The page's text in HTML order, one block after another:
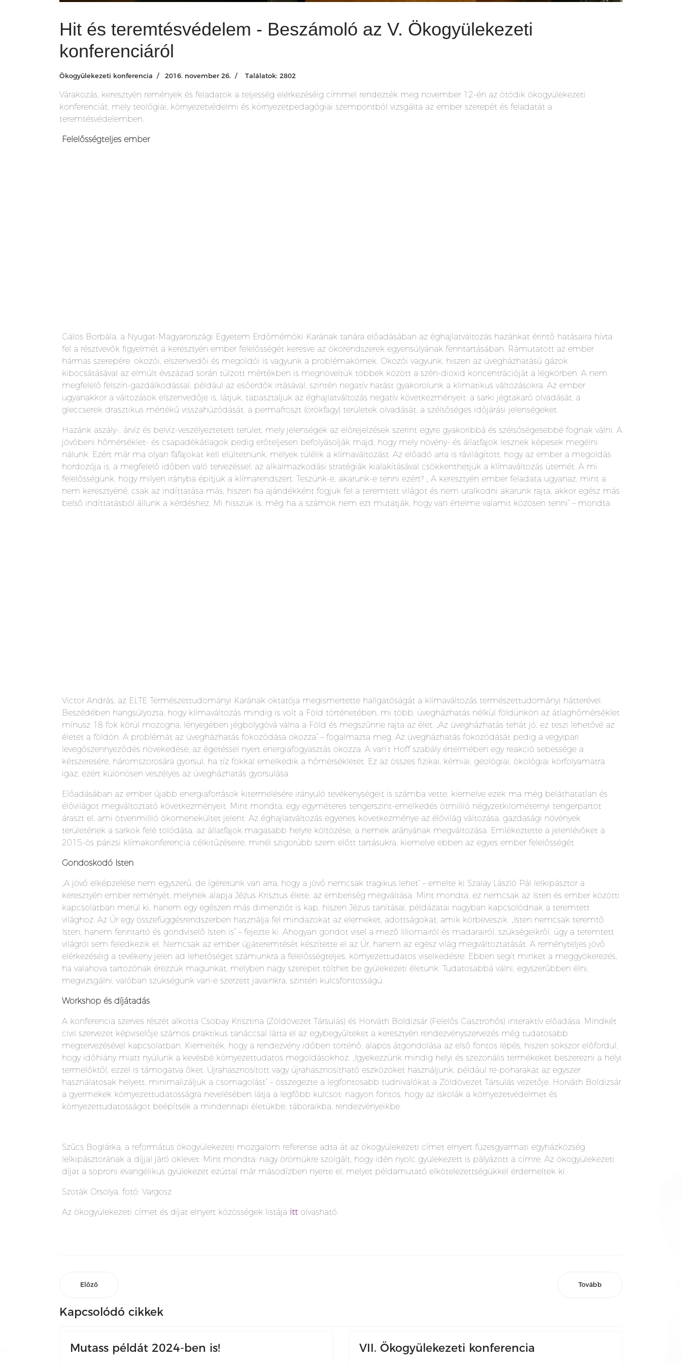
Hit és teremtésvédelem - Beszámoló az V. Ökogyülekezeti
konferenciáról
Ökogyülekezeti konferencia 2016. november 26. Találatok: 2802
Várakozás, keresztyén remények és feladatok a teljesség elérkezéséig címmel rendezték meg november 12-én az ötödik ökogyülekezeti
konferenciát, mely teológiai, környezetvédelmi és környezetpedagógiai szempontból vizsgálta az ember szerepét és feladatát a
teremtésvédelemben.
Felelősségteljes ember
Gálos Borbála, a Nyugat-Magyarországi Egyetem Erdőmérnöki Karának tanára előadásában az éghajlatváltozás hazánkat érintő hatásaira hívta
fel a résztvevők figyelmét a keresztyén ember felelősségét keresve az ökorendszerek egyensúlyának fenntartásában. Rámutatott az ember
hármas szerepére: okozói, elszenvedői és megoldói is vagyunk a problémakörnek. Okozói vagyunk, hiszen az üvegházhatású gázok
kibocsátásával az elmúlt évszázad során túlzott mértékben is megnöveltük többek között a szén-dioxid koncentrációját a légkörben. A nem
megfelelő felszín-gazdálkodással, például az esőerdők irtásával, szintén negatív hatást gyakorolunk a klimatikus változásokra. Az ember
ugyanakkor a változások elszenvedője is, látjuk, tapasztaljuk az éghajlatváltozás negatív következményeit: a sarki jégtakaró olvadását, a
gleccserek drasztikus mértékű visszahúzódását, a permafroszt (örökfagy) területek olvadását, a szélsőséges időjárási jelenségeket.
Hazánk aszály-, árvíz és belvíz-veszélyeztetett terület, mely jelenségek az előrejelzések szerint egyre gyakoribbá és szélsőségesebbé fognak válni. A
jövőbeni hőmérséklet- és csapadékátlagok pedig erőteljesen befolyásolják majd, hogy mely növény- és állatfajok lesznek képesek megélni
nálunk. Ezért már ma olyan fafajokat kell elültetnünk, melyek túlélik a klímaváltozást. Az előadó arra is rávilágított, hogy az ember a megoldás
hordozója is, a megfelelő időben való tervezéssel, az alkalmazkodási stratégiák kialakításával csökkenthetjük a klímaváltozás ütemét. A mi
felelősségünk, hogy milyen irányba építjük a klímarendszert. Teszünk-e, akarunk-e tenni ezért? „ A keresztyén ember feladata ugyanaz, mint a
nem keresztyéné, csak az indíttatása más, hiszen ha ajándékként fogjuk fel a teremtett világot és nem uralkodni akarunk rajta, akkor egész más
belső indíttatásból állunk a kérdéshez. Mi hisszük is, még ha a számok nem ezt mutatják, hogy van értelme valamit közösen tenni” – mondta.
Victor András, az ELTE Természettudományi Karának oktatója megismertette hallgatóságát a klímaváltozás természettudományi hátterével.
Beszédében hangsúlyozta, hogy klímaváltozás mindig is volt a Föld történetében, mi több, üvegházhatás nélkül földünkön az átlaghőmérséklet
mínusz 18 fok körül mozogna, lényegében jégbolygóvá válna a Föld és megszűnne rajta az élet. „Az üvegházhatás tehát jó, ez teszi lehetővé az
életet a földön. A problémát az üvegházhatás fokozódása okozza” – fogalmazta meg. Az üvegházhatás fokozódását pedig a vegyipari
levegőszennyeződés növekedése, az égetéssel nyert energiafogyasztás okozza. A van’t Hoff szabály értelmében egy reakció sebessége a
kétszeresére, háromszorosára gyorsul, ha tíz fokkal emelkedik a hőmérsékletet. Ez az összes fizikai, kémiai, geológiai, ökológiai körfolyamatra
igaz, ezért különösen veszélyes az üvegházhatás gyorsulása.
Előadásában az ember újabb energiaforrások kitermelésére irányuló tevékenységeit is számba vette, kiemelve ezek ma még beláthatatlan és
élővilágot megváltoztató következményeit. Mint mondta, egy egyméteres tengerszint-emelkedés ötmillió négyzetkilométernyi tengerpartot
áraszt el, ami ötvenmillió ökomenekültet jelent. Az éghajlatváltozás egyenes következménye az élővilág változása, gazdasági növények
területének a sarkok felé tolódása, az állatfajok magasabb helyre költözése, a nemek arányának megváltozása. Emlékeztette a jelenlévőket a
2015-ös párizsi klímakonferencia célkitűzéseire, minél szigorúbb szem előtt tartásukra, kiemelve ebben az egyes ember felelősségét.
Gondoskodó Isten
„A jövő elképzelése nem egyszerű, de ígéretünk van arra, hogy a jövő nemcsak tragikus lehet” – emelte ki Szalay László Pál lelkipásztor a
keresztyén ember reményét, melynek alapja Jézus Krisztus élete, az emberiség megváltása. Mint mondta, ez nemcsak az Isten és ember közötti
kapcsolatban merül ki, hanem egy egészen más dimenziót is kap, hiszen Jézus tanításai, példázatai nagyban kapcsolódnak a teremtett
világhoz. Az Úr egy összefüggésrendszerben használja fel mindazokat az elemeket, adottságokat, amik körbeveszik. „Isten nemcsak teremtő
Isten, hanem fenntartó és gondviselő Isten is” – fejezte ki. Ahogyan gondot visel a mező liliomairól és madarairól, szükségeikről, úgy a teremtett
világról sem feledkezik el. Nemcsak az ember újjáteremtését készítette el az Úr, hanem az egész világ megváltoztatását. A reményteljes jövő
elérkezéséig a tevékeny jelen ad lehetőséget számunkra a felelősségteljes, környezettudatos viselkedésre. Ebben segít minket a meggyökerezés,
ha valahova tartozónak érezzük magunkat, melyben nagy szerepet tölthet be gyülekezeti életünk. Tudatosabbá válni, egyszerűbben élni,
megvizsgálni, valóban szükségünk van-e szerzett javainkra, szintén kulcsfontosságú.
Workshop és díjátadás
A konferencia szerves részét alkotta Csobay Krisztina (Zöldövezet Társulás) és Horváth Boldizsár (Felelős Gasztrohős) interaktív előadása. Mindkét
civil szervezet képviselője számos praktikus tanáccsal látta el az egybegyűlteket a keresztyén rendezvényszervezés még tudatosabb
megtervezésével kapcsolatban. Kiemelték, hogy a rendezvény időben történő, alapos átgondolása az első fontos lépés, hiszen sokszor előfordul,
hogy időhiány miatt nyúlunk a kevésbé környezettudatos megoldásokhoz. „Igyekezzünk mindig helyi és szezonális termékeket beszerezni a helyi
termelőktől, ezzel is támogatva őket. Újrahasznosított vagy újrahasznosítható eszközöket használjunk, például re-poharakat az egyszer
használatosak helyett, minimalizáljuk a csomagolást” – összegezte a legfontosabb tudnivalókat a Zöldövezet Társulás vezetője. Horváth Boldizsár
a gyermekek környezettudatosságra nevelésében látja a legfőbb kulcsot: nagyon fontos, hogy az iskolák a környezetvédelmet és
környezettudatosságot beépítsék a mindennapi életükbe, táboraikba, rendezvényeikbe.
Szűcs Boglárka, a református ökogyülekezeti mozgalom referense adta át az ökogyülekezeti címet elnyert füzesgyarmati egyházközség
lelkipásztorának a díjjal járó oklevet. Mint mondta: nagy örömükre szolgált, hogy idén nyolc gyülekezett is pályázott a címre. Az ökogyülekezeti
díjat a soproni evangélikus gyülekezet ezúttal már másodízben nyerte el, melyet példamutató elkötelezettségükkel érdemeltek ki.
Szoták Orsolya, fotó: Vargosz
Az ökogyülekezeti címet és díjat elnyert közösségek listája itt olvasható.
Előző Tovább
Kapcsolódó cikkek
Mutass példát 2024-ben is! VII. Ökogyülekezeti konferencia